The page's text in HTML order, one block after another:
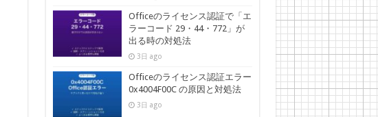
Officeのライセンス認証で「エ
ラーコード 29・44・772」が
出る時の対処法
3日 ago
Officeのライセンス認証エラー
0x4004F00C の原因と対処法
3日 ago